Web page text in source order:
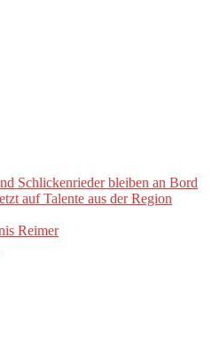
Schlickenrieder bleiben an Bord
auf Talente aus der Region
Reimer